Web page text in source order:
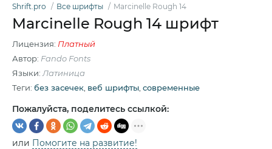
Shrift.pro Все шрифты Marcinelle Rough 14
Marcinelle Rough 14 шрифт
Лицензия: Платный
Автор: Fando Fonts
Языки: Латиница
Теги: без засечек веб шрифты современные
Пожалуйста, поделитесь ссылкой:
или Помогите на развитие!